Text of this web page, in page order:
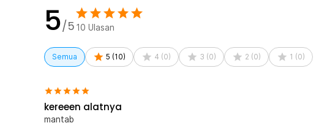
5/5 10 Ulasan
Semua 5 (10) 4 (0) 3 (0) 2 (0) 1 (0)
kereeen alatnya
mantab